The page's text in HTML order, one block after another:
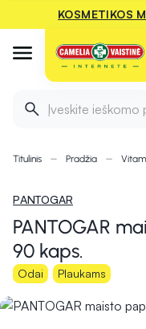
KOSMETIKOS
Įveskite ieškomo
Titulinis Pradžia
PANTOGAR
PANTOGAR
90 kaps.
Odai Plaukams